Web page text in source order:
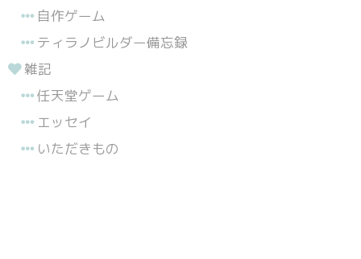
自作ゲーム
ティラノビルダー備忘録
雑記
任天堂ゲーム
エッセイ
いただきもの